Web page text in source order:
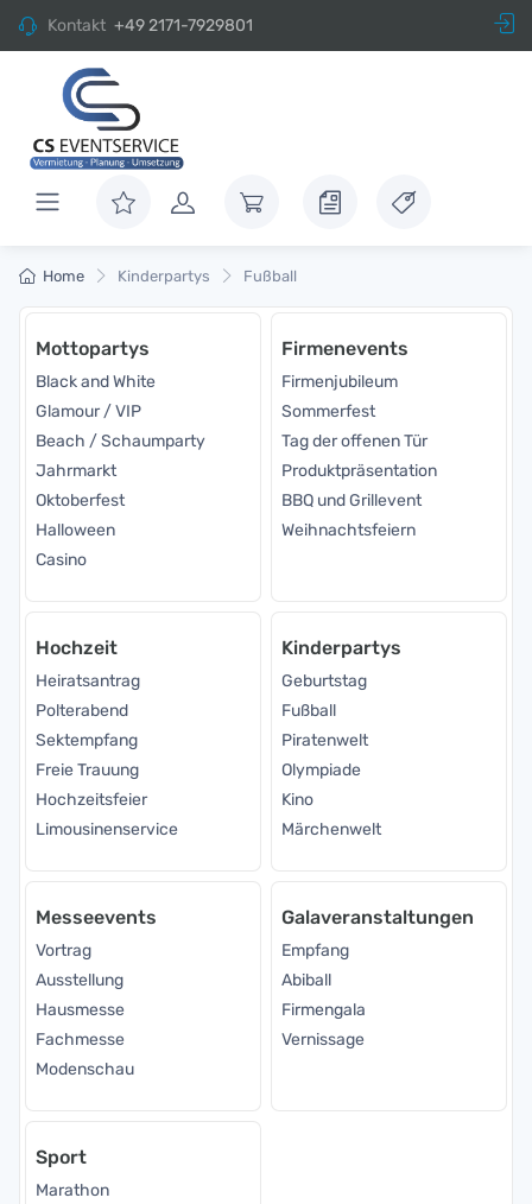
Kontakt +49 2171-7929801
Home Kinderpartys Fußball
Mottopartys
Black and White
Glamour / VIP
Beach / Schaumparty
Jahrmarkt
Oktoberfest
Halloween
Casino
Firmenevents
Firmenjubileum
Sommerfest
Tag der offenen Tür
Produktpräsentation
BBQ und Grillevent
Weihnachtsfeiern
Hochzeit
Heiratsantrag
Polterabend
Sektempfang
Freie Trauung
Hochzeitsfeier
Limousinenservice
Kinderpartys
Geburtstag
Fußball
Piratenwelt
Olympiade
Kino
Märchenwelt
Messeevents
Vortrag
Ausstellung
Hausmesse
Fachmesse
Modenschau
Galaveranstaltungen
Empfang
Abiball
Firmengala
Vernissage
Sport
Marathon